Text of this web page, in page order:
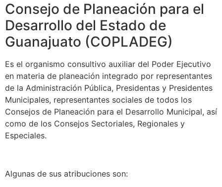
Consejo de Planeación para el
Desarrollo del Estado de
Guanajuato (COPLADEG)
Es el organismo consultivo auxiliar del Poder Ejecutivo
en materia de planeación integrado por representantes
de la Administración Pública, Presidentas y Presidentes
Municipales, representantes sociales de todos los
Consejos de Planeación para el Desarrollo Municipal, así
como de los Consejos Sectoriales, Regionales y
Especiales.
Algunas de sus atribuciones son: